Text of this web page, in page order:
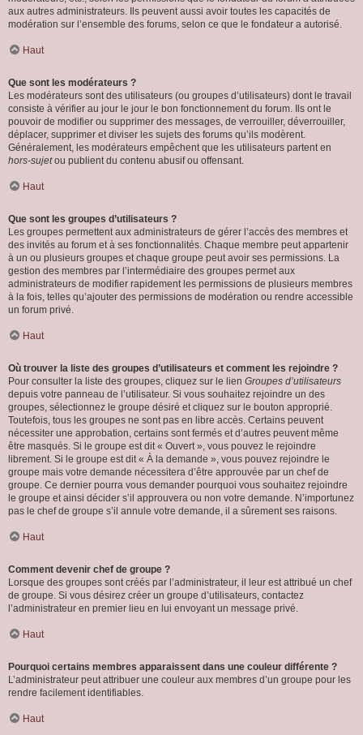
aux autres administrateurs. Ils peuvent aussi avoir toutes les capacités de
modération sur l’ensemble des forums, selon ce que le fondateur a autorisé.
Haut
Que sont les modérateurs ?
Les modérateurs sont des utilisateurs (ou groupes d’utilisateurs) dont le travail
consiste à vérifier au jour le jour le bon fonctionnement du forum. Ils ont le
pouvoir de modifier ou supprimer des messages, de verrouiller, déverrouiller,
déplacer, supprimer et diviser les sujets des forums qu’ils modèrent.
Généralement, les modérateurs empêchent que les utilisateurs partent en
hors-sujetou publient du contenu abusif ou offensant.
Haut
Que sont les groupes d’utilisateurs ?
Les groupes permettent aux administrateurs de gérer l’accès des membres et
des invités au forum et à ses fonctionnalités. Chaque membre peut appartenir
à un ou plusieurs groupes et chaque groupe peut avoir ses permissions. La
gestion des membres par l’intermédiaire des groupes permet aux
administrateurs de modifier rapidement les permissions de plusieurs membres
à la fois, telles qu’ajouter des permissions de modération ou rendre accessible
un forum privé.
Haut
Où trouver la liste des groupes d’utilisateurs et comment les rejoindre ?
Pour consulter la liste des groupes, cliquez sur le lien Groupes d’utilisateurs
depuis votre panneau de l’utilisateur. Si vous souhaitez rejoindre un des
groupes, sélectionnez le groupe désiré et cliquez sur le bouton approprié.
Toutefois, tous les groupes ne sont pas en libre accès. Certains peuvent
nécessiter une approbation, certains sont fermés et d’autres peuvent même
être masqués. Si le groupe est dit « Ouvert », vous pouvez le rejoindre
librement. Si le groupe est dit « À la demande », vous pouvez rejoindre le
groupe mais votre demande nécessitera d’être approuvée par un chef de
groupe. Ce dernier pourra vous demander pourquoi vous souhaitez rejoindre
le groupe et ainsi décider s’il approuvera ou non votre demande. N’importunez
pas le chef de groupe s’il annule votre demande, il a sûrement ses raisons.
Haut
Comment devenir chef de groupe ?
Lorsque des groupes sont créés par l’administrateur, il leur est attribué un chef
de groupe. Si vous désirez créer un groupe d’utilisateurs, contactez
l’administrateur en premier lieu en lui envoyant un message privé.
Haut
Pourquoi certains membres apparaissent dans une couleur différente ?
L’administrateur peut attribuer une couleur aux membres d’un groupe pour les
rendre facilement identifiables.
Haut